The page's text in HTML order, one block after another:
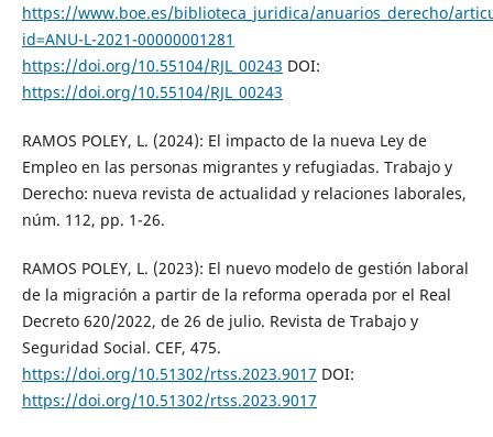
https://www.boe.es/biblioteca_juridica/anuarios_derecho/
id=ANU-L-2021-00000001281
https://doi.org/10.55104/RJL_00243 DOI:
https://doi.org/10.55104/RJL_00243
RAMOS POLEY, L. (2024): El impacto de la nueva Ley de
Empleo en las personas migrantes y refugiadas. Trabajo y
Derecho: nueva revista de actualidad y relaciones laborales,
núm. 112, pp. 1-26.
RAMOS POLEY, L. (2023): El nuevo modelo de gestión laboral
de la migración a partir de la reforma operada por el Real
Decreto 620/2022, de 26 de julio. Revista de Trabajo y
Seguridad Social. CEF, 475.
https://doi.org/10.51302/rtss.2023.9017 DOI:
https://doi.org/10.51302/rtss.2023.9017